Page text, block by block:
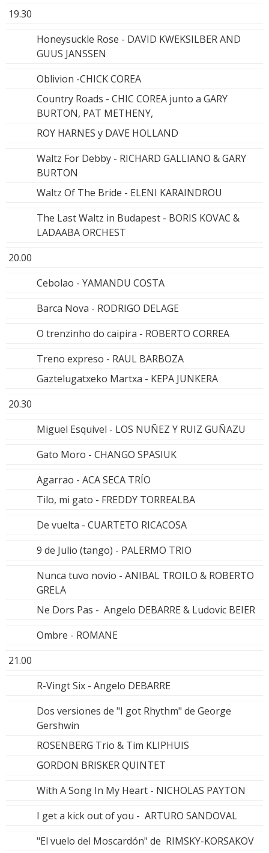
19.30
Honeysuckle Rose - DAVID KWEKSILBER AND
GUUS JANSSEN
Oblivion -CHICK COREA
Country Roads - CHIC COREA junto a GARY
BURTON, PAT METHENY,
ROY HARNES y DAVE HOLLAND
Waltz For Debby - RICHARD GALLIANO & GARY
BURTON
Waltz Of The Bride - ELENI KARAINDROU
The Last Waltz in Budapest - BORIS KOVAC &
LADAABA ORCHEST
20.00
Cebolao - YAMANDU COSTA
Barca Nova - RODRIGO DELAGE
O trenzinho do caipira - ROBERTO CORREA
Treno expreso - RAUL BARBOZA
Gaztelugatxeko Martxa - KEPA JUNKERA
20.30
Miguel Esquivel - LOS NUÑEZ Y RUIZ GUÑAZU
Gato Moro - CHANGO SPASIUK
Agarrao - ACA SECA TRÍO
Tilo, mi gato - FREDDY TORREALBA
De vuelta - CUARTETO RICACOSA
9 de Julio (tango) - PALERMO TRIO
Nunca tuvo novio - ANIBAL TROILO & ROBERTO
GRELA
Ne Dors Pas - Angelo DEBARRE & Ludovic BEIER
Ombre - ROMANE
21.00
R-Vingt Six - Angelo DEBARRE
Dos versiones de "I got Rhythm" de George
Gershwin
ROSENBERG Trio & Tim KLIPHUIS
GORDON BRISKER QUINTET
With A Song In My Heart - NICHOLAS PAYTON
I get a kick out of you - ARTURO SANDOVAL
"El vuelo del Moscardón" de RIMSKY-KORSAKOV